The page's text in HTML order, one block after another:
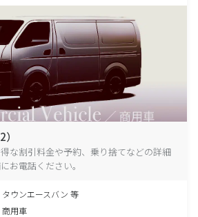
な割引料金や予約、乗り捨てなどの詳細
お電話ください。
タウンエースバン 等
商用車